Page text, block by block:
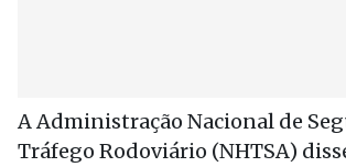
A Administração Nacional de
Tráfego Rodoviário (NHTSA)